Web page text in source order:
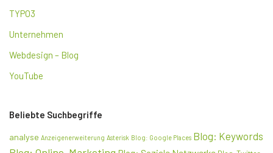
TYPO3
Unternehmen
Webdesign – Blog
YouTube
Beliebte Suchbegriffe
analyse Anzeigenerweiterung Asterisk Blog: Google Places Blog: Keywords